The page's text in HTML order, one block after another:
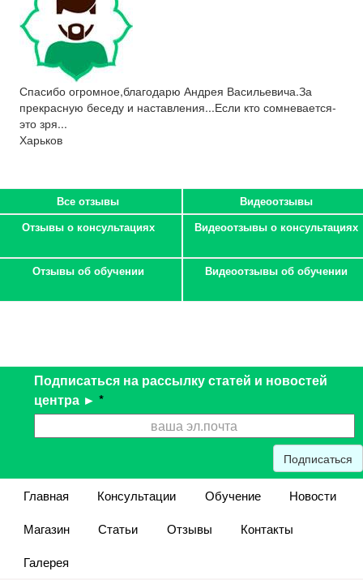
Спасибо огромное,благодарю Андрея Васильевича.За
прекрасную беседу и наставления...Если кто сомневается-
это зря...
Харьков
Все отзывы
Видеоотзывы
Отзывы о консультациях
Видеоотзывы о консультациях
Отзывы об обучении Видеоотзывы об обучении
Подписаться на рассылку статей и новостей
центра ► *
Подписаться
Главная Консультации Обучение
Новости
Магазин
Статьи Отзывы
Контакты
Галерея